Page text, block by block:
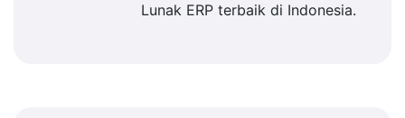
Lunak ERP terbaik di Indonesia.